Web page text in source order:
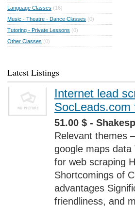
Language Classes (16)
Music - Theatre - Dance Classes (0)
Tutoring - Private Lessons (0)
Other Classes (0)
Latest Listings
Internet lead
51.00 $ -
Relevant themes
google maps data
for web scraping
Shortcomings of
advantages
friendliness, and